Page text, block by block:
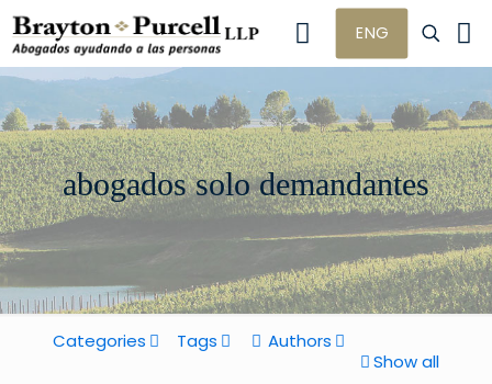
ENG
abogados solo demandantes
Categories Tags
Authors
Show all